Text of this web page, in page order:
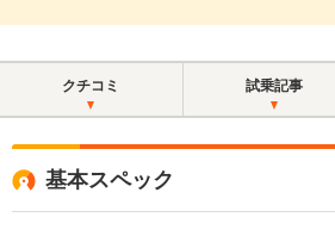
クチコミ 試乗記事
基本スペック